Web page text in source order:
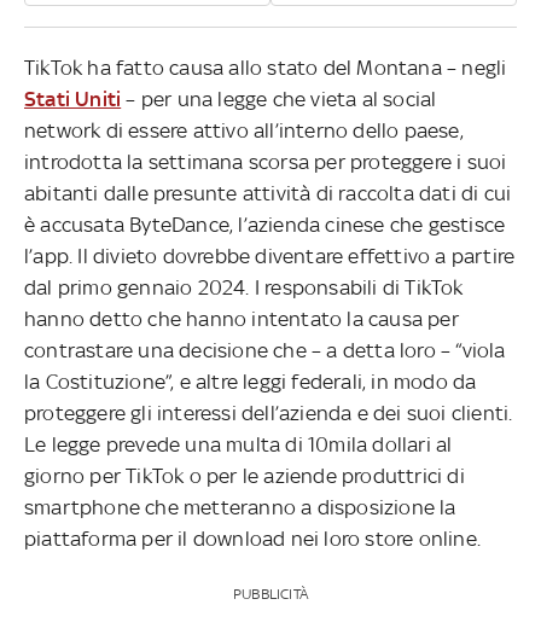
TikTok ha fatto causa allo stato del Montana – negli
Stati Uniti – per una legge che vieta al social
network di essere attivo all’interno dello paese,
introdotta la settimana scorsa per proteggere i suoi
abitanti dalle presunte attività di raccolta dati di cui
è accusata ByteDance, l’azienda cinese che gestisce
l’app. Il divieto dovrebbe diventare effettivo a partire
dal primo gennaio 2024. I responsabili di TikTok
hanno detto che hanno intentato la causa per
contrastare una decisione che – a detta loro – “viola
la Costituzione”, e altre leggi federali, in modo da
proteggere gli interessi dell’azienda e dei suoi clienti.
Le legge prevede una multa di 10mila dollari al
giorno per TikTok o per le aziende produttrici di
smartphone che metteranno a disposizione la
piattaforma per il download nei loro store online.
PUBBLICITÀ